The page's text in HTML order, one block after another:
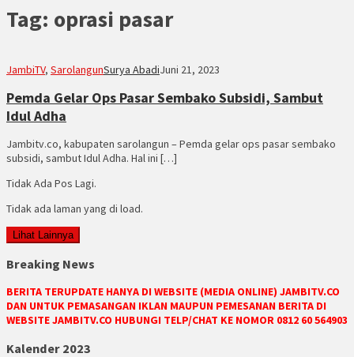
Tag: oprasi pasar
JambiTV, SarolangunSurya AbadiJuni 21, 2023
Pemda Gelar Ops Pasar Sembako Subsidi, Sambut
Idul Adha
Jambitv.co, kabupaten sarolangun – Pemda gelar ops pasar sembako
subsidi, sambut Idul Adha. Hal ini […]
Tidak Ada Pos Lagi.
Tidak ada laman yang di load.
Lihat Lainnya
Breaking News
BERITA TERUPDATE HANYA DI WEBSITE (MEDIA ONLINE) JAMBITV.CO
DAN UNTUK PEMASANGAN IKLAN MAUPUN PEMESANAN BERITA DI
WEBSITE JAMBITV.CO HUBUNGI TELP/CHAT KE NOMOR 0812 60 564903
Kalender 2023